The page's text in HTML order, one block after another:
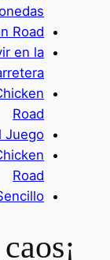
Road
en la
Road
Juego
Road